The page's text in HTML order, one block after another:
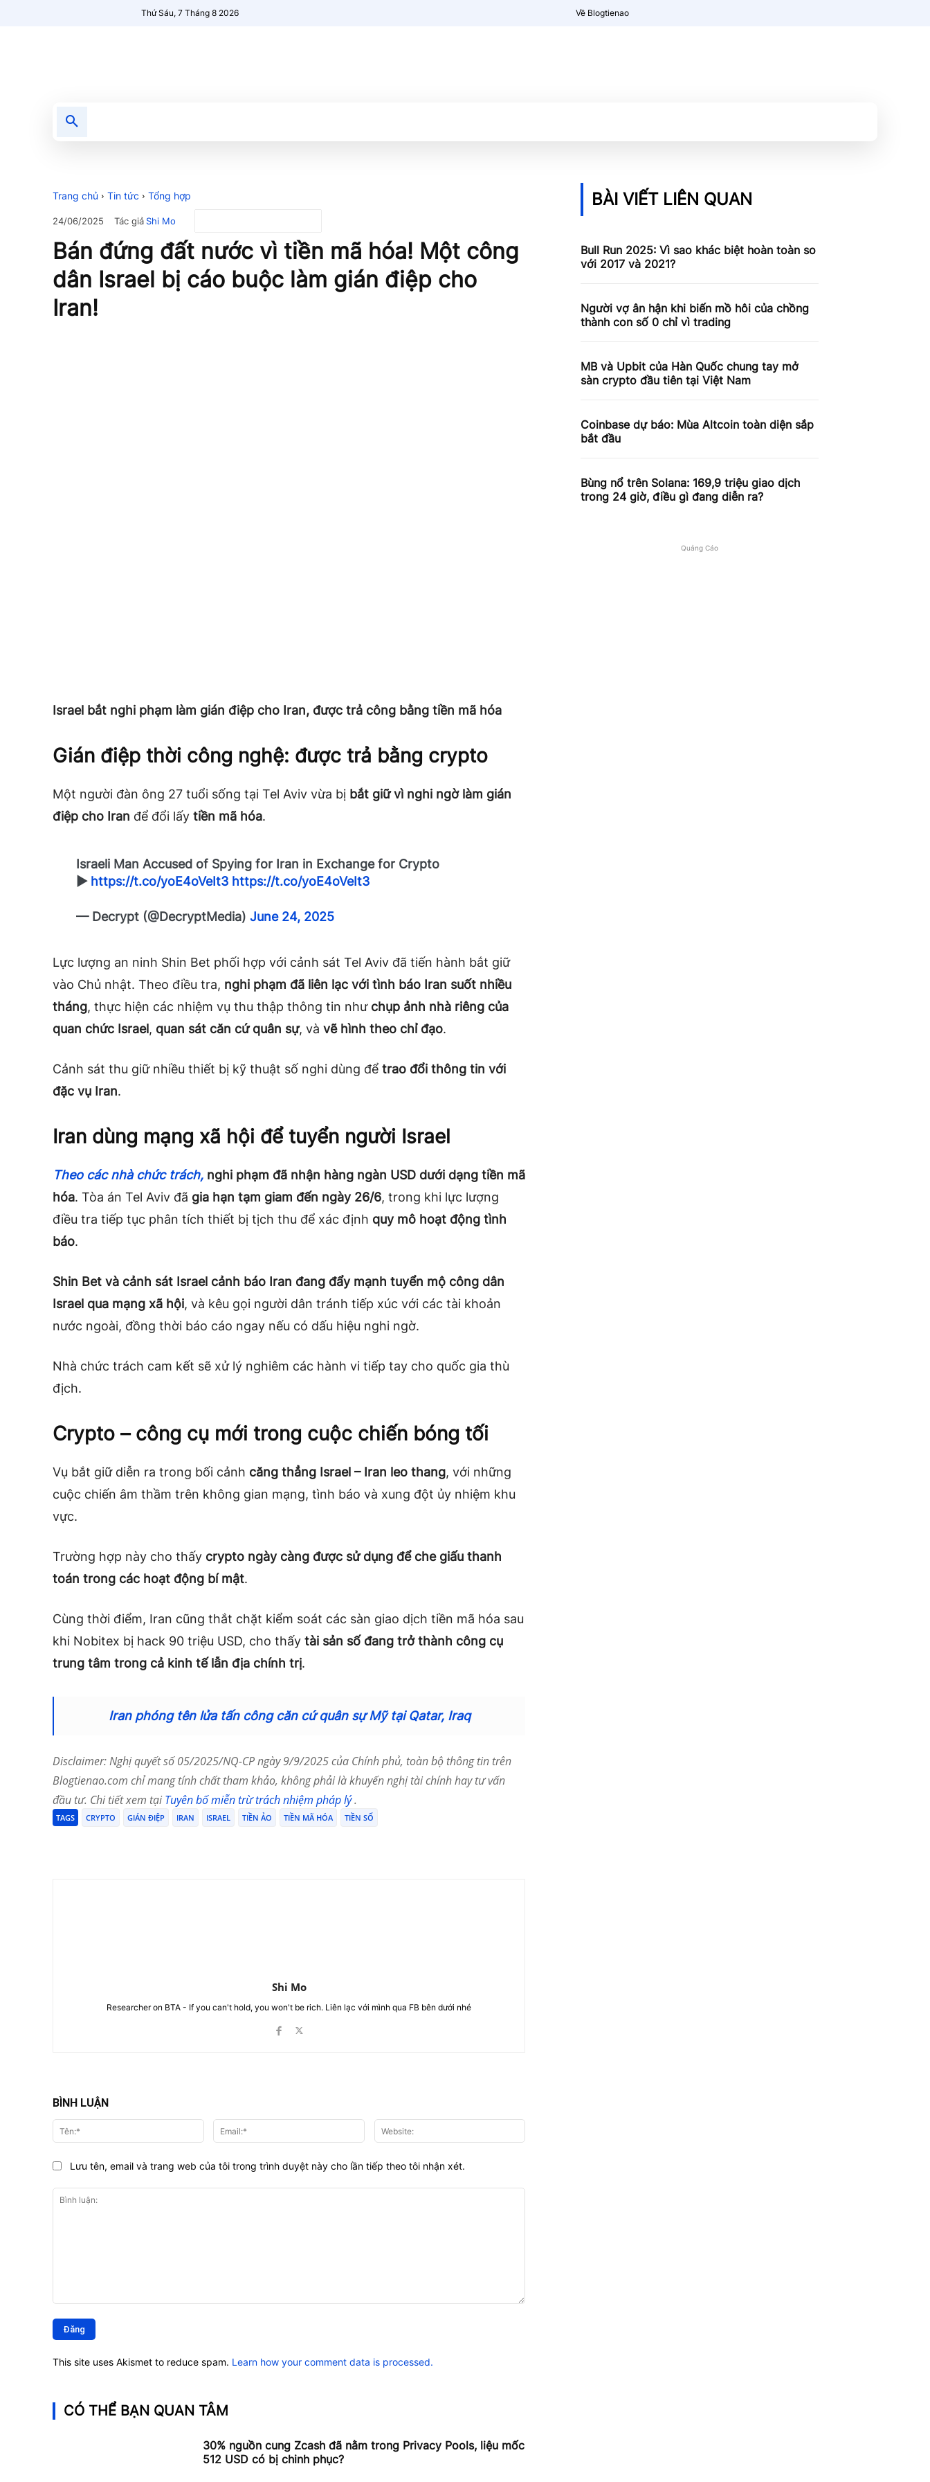
Thứ Sáu, 7 Tháng 8 2026 Về Blogtienao
Trang chủ Tin tức Tổng hợp
24/06/2025 Tác giảShi Mo
Bán đứng đất nước vì tiền mã hóa! Một công
dân Israel bị cáo buộc làm gián điệp cho
Iran!
Israel bắt nghi phạm làm gián điệp cho Iran, được trả công bằng tiền mã hóa
Gián điệp thời công nghệ: được trả bằng crypto
Một người đàn ông 27 tuổi sống tại Tel Aviv vừa bị bắt giữ vì nghi ngờ làm gián
điệp cho Iran để đổi lấy tiền mã hóa.
Israeli Man Accused of Spying for Iran in Exchange for Crypto
► https://t.co/yoE4oVeIt3 https://t.co/yoE4oVeIt3
— Decrypt (@DecryptMedia)June 24, 2025
Lực lượng an ninh Shin Bet phối hợp với cảnh sát Tel Aviv đã tiến hành bắt giữ
vào Chủ nhật. Theo điều tra, nghi phạm đã liên lạc với tình báo Iran suốt nhiều
tháng, thực hiện các nhiệm vụ thu thập thông tin như chụp ảnh nhà riêng của
quan chức Israel, quan sát căn cứ quân sự, và vẽ hình theo chỉ đạo.
Cảnh sát thu giữ nhiều thiết bị kỹ thuật số nghi dùng để trao đổi thông tin với
đặc vụ Iran.
Iran dùng mạng xã hội để tuyển người Israel
Theo các nhà chức trách, nghi phạm đã nhận hàng ngàn USD dưới dạng tiền mã
hóa. Tòa án Tel Aviv đã gia hạn tạm giam đến ngày 26/6, trong khi lực lượng
điều tra tiếp tục phân tích thiết bị tịch thu để xác định quy mô hoạt động tình
báo.
Shin Bet và cảnh sát Israel cảnh báo Iran đang đẩy mạnh tuyển mộ công dân
Israel qua mạng xã hội, và kêu gọi người dân tránh tiếp xúc với các tài khoản
nước ngoài, đồng thời báo cáo ngay nếu có dấu hiệu nghi ngờ.
Nhà chức trách cam kết sẽ xử lý nghiêm các hành vi tiếp tay cho quốc gia thù
địch.
Crypto – công cụ mới trong cuộc chiến bóng tối
Vụ bắt giữ diễn ra trong bối cảnh căng thẳng Israel – Iran leo thang, với những
cuộc chiến âm thầm trên không gian mạng, tình báo và xung đột ủy nhiệm khu
vực.
Trường hợp này cho thấy crypto ngày càng được sử dụng để che giấu thanh
toán trong các hoạt động bí mật.
Cùng thời điểm, Iran cũng thắt chặt kiểm soát các sàn giao dịch tiền mã hóa sau
khi Nobitex bị hack 90 triệu USD, cho thấy tài sản số đang trở thành công cụ
trung tâm trong cả kinh tế lẫn địa chính trị.
Iran phóng tên lửa tấn công căn cứ quân sự Mỹ tại Qatar, Iraq
Disclaimer: Nghị quyết số 05/2025/NQ-CP ngày 9/9/2025 của Chính phủ, toàn bộ thông tin trên
Blogtienao.com chỉ mang tính chất tham khảo, không phải là khuyến nghị tài chính hay tư vấn
đầu tư. Chi tiết xem tạiTuyên bố miễn trừ trách nhiệm pháp lý.
TAGS CRYPTO GIÁN ĐIỆP IRAN ISRAEL TIỀN ẢO TIỀN MÃ HÓA TIỀN SỐ
Shi Mo
Researcher on BTA - If you can't hold, you won't be rich. Liên lạc với mình qua FB bên dưới nhé
BÌNH LUẬN
luận:
Tên:* Email:*
Lưu tên, email và trang web của tôi trong trình duyệt này cho lần tiếp theo tôi nhận xét.
This site uses Akismet to reduce spam. Learn how your comment data is processed.
CÓ THỂ BẠN QUAN TÂM
30% nguồn cung Zcash đã nằm trong Privacy Pools, liệu mốc
512 USD có bị chinh phục?
BÀI VIẾT LIÊN QUAN
Bull Run 2025: Vì sao khác biệt hoàn toàn so
với 2017 và 2021?
Người vợ ân hận khi biến mồ hôi của chồng
thành con số 0 chỉ vì trading
MB và Upbit của Hàn Quốc chung tay mở
sàn crypto đầu tiên tại Việt Nam
Coinbase dự báo: Mùa Altcoin toàn diện sắp
bắt đầu
Bùng nổ trên Solana: 169,9 triệu giao dịch
trong 24 giờ, điều gì đang diễn ra?
Quảng Cáo